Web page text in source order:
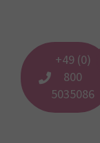
+49 (0)
800
5035086